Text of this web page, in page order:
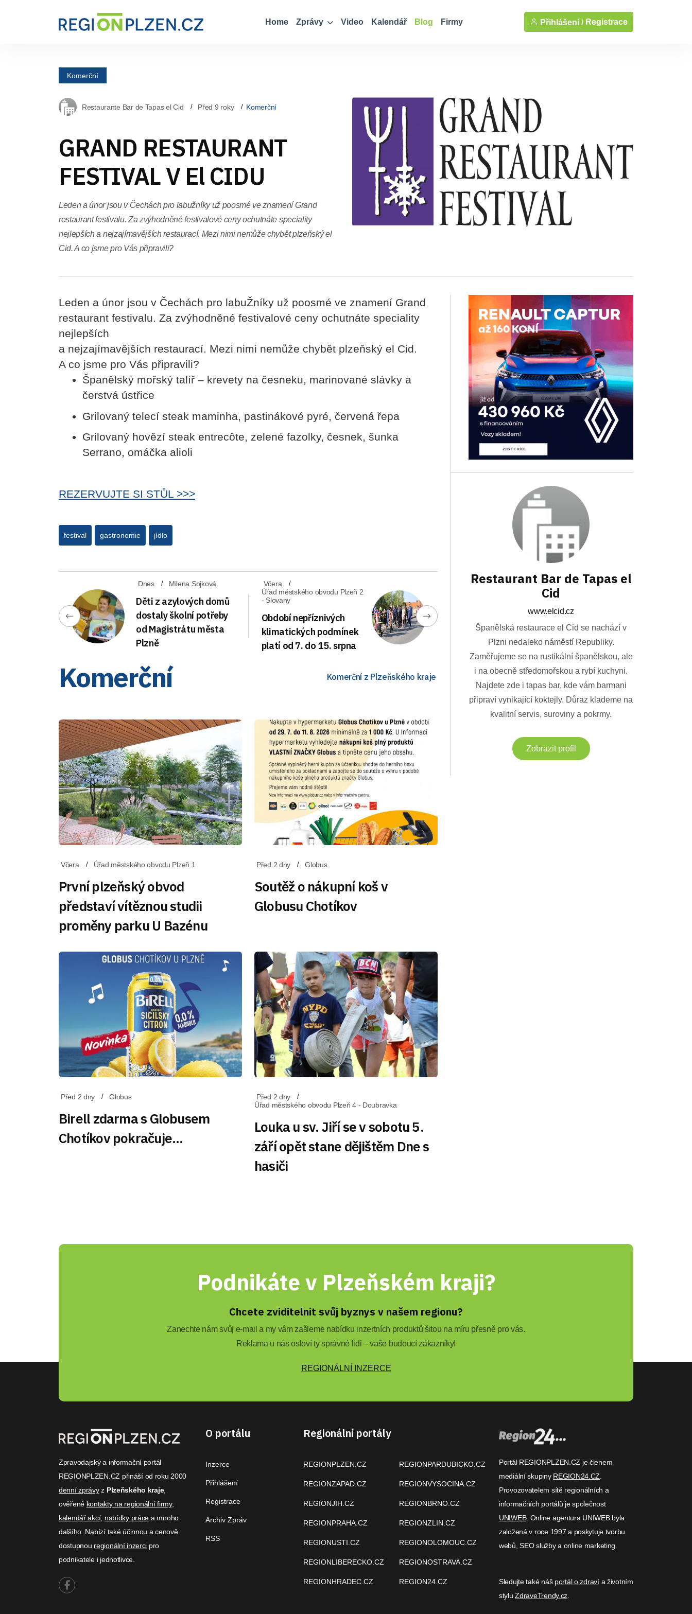
Home Zprávy Video Kalendář Blog Firmy Přihlášení / Registrace
Komerční
Restaurante Bar de Tapas el Cid Před 9 roky Komerční
GRAND RESTAURANT
FESTIVAL V El CIDU
Leden a únor jsou v Čechách pro labužníky už poosmé ve znamení Grand
restaurant festivalu. Za zvýhodněné festivalové ceny ochutnáte speciality
nejlepších a nejzajímavějších restaurací. Mezi nimi nemůže chybět plzeňský el
Cid. A co jsme pro Vás připravili?
Leden a únor jsou v Čechách pro labuŽníky už poosmé ve znamení Grand
restaurant festivalu. Za zvýhodněné festivalové ceny ochutnáte speciality
nejlepších
a nejzajímavějších restaurací. Mezi nimi nemůže chybět plzeňský el Cid.
A co jsme pro Vás připravili?
Španělský mořský talíř – krevety na česneku, marinované slávky a
čerstvá ústřice
Grilovaný telecí steak maminha, pastinákové pyré, červená řepa
Grilovaný hovězí steak entrecôte, zelené fazolky, česnek, šunka
Serrano, omáčka alioli
REZERVUJTE SI STŮL >>>
festival gastronomie jídlo
Dnes Milena Sojková
Děti z azylových domů
dostaly školní potřeby
od Magistrátu města
Plzně
Včera
Úřad městského obvodu Plzeň 2
- Slovany
Období nepříznivých
klimatických podmínek
platí od 7. do 15. srpna
Komerční Komerční z Plzeňského kraje
Včera Úřad městského obvodu Plzeň 1
První plzeňský obvod
představí vítěznou studii
proměny parku U Bazénu
Před 2 dny Globus
Soutěž o nákupní koš v
Globusu Chotíkov
Před 2 dny Globus
Birell zdarma s Globusem
Chotíkov pokračuje…
Před 2 dny
Úřad městského obvodu Plzeň 4 - Doubravka
Louka u sv. Jiří se v sobotu 5.
září opět stane dějištěm Dne s
hasiči
Restaurant Bar de Tapas el
Cid
www.elcid.cz
Španělská restaurace el Cid se nachází v
Plzni nedaleko náměstí Republiky.
Zaměřujeme se na rustikální španělskou, ale
i na obecně středomořskou a rybí kuchyni.
Najdete zde i tapas bar, kde vám barmani
připraví vynikající koktejly. Důraz klademe na
kvalitní servis, suroviny a pokrmy.
Zobrazit profil
Podnikáte v Plzeňském kraji?
Chcete zviditelnit svůj byznys v našem regionu?
Zanechte nám svůj e-mail a my vám zašleme nabídku inzertních produktů šitou na míru přesně pro vás.
Reklama u nás osloví ty správné lidi – vaše budoucí zákazníky!
REGIONÁLNÍ INZERCE
Zpravodajský a informační portál
REGIONPLZEN.CZ přináší od roku 2000
denní zprávyz Plzeňského kraje,
ověřené kontakty na regionální firmy,
kalendář akcí, nabídky práce a mnoho
dalšího. Nabízí také účinnou a cenově
dostupnou regionální inzerci pro
podnikatele i jednotlivce.
O portálu
Inzerce
Přihlášení
Registrace
Archiv Zpráv
RSS
Regionální portály
REGIONPLZEN.CZ
REGIONZAPAD.CZ
REGIONJIH.CZ
REGIONPRAHA.CZ
REGIONUSTI.CZ
REGIONLIBERECKO.CZ
REGIONHRADEC.CZ
REGIONPARDUBICKO.CZ
REGIONVYSOCINA.CZ
REGIONBRNO.CZ
REGIONZLIN.CZ
REGIONOLOMOUC.CZ
REGIONOSTRAVA.CZ
REGION24.CZ
Portál REGIONPLZEN.CZ je členem
mediální skupiny REGION24.CZ
Provozovatelem sítě regionálních a
informačních portálů je společnost
UNIWEB. Online agentura UNIWEB byla
založená v roce 1997 a poskytuje tvorbu
webů, SEO služby a online marketing.
Sledujte také náš portál o zdravía životním
styluZdraveTrendy.cz